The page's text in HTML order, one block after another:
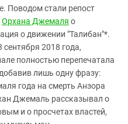
Поводом стали репост
Орхана Джемаля о
о движении "Талибан"*.
сентября 2018 года,
полностью перепечатала
лишь одну фразу:
года на смерть Анзора
Джемаль рассказывал о
и о просчетах властей,